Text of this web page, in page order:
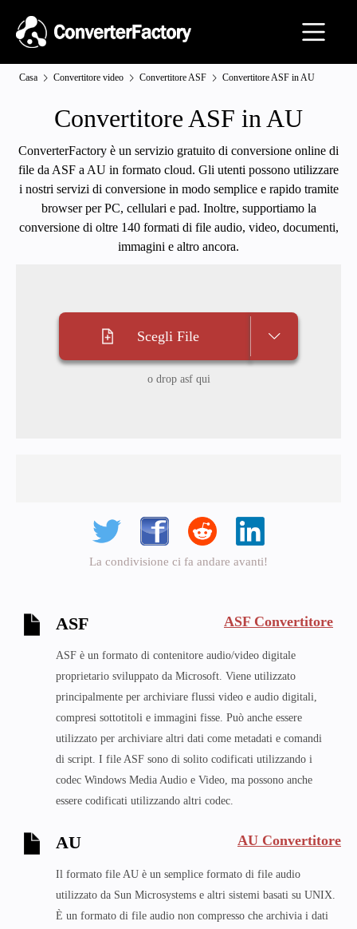
Casa Convertitore video Convertitore ASF Convertitore ASF in AU
Convertitore ASF in AU
ConverterFactory è un servizio gratuito di conversione online di
file da ASF a AU in formato cloud. Gli utenti possono utilizzare
i nostri servizi di conversione in modo semplice e rapido tramite
browser per PC, cellulari e pad. Inoltre, supportiamo la
conversione di oltre 140 formati di file audio, video, documenti,
immagini e altro ancora.
Scegli File
o drop asf qui
La condivisione ci fa andare avanti!
ASF ASF Convertitore
ASF è un formato di contenitore audio/video digitale
proprietario sviluppato da Microsoft. Viene utilizzato
principalmente per archiviare flussi video e audio digitali,
compresi sottotitoli e immagini fisse. Può anche essere
utilizzato per archiviare altri dati come metadati e comandi
di script. I file ASF sono di solito codificati utilizzando i
codec Windows Media Audio e Video, ma possono anche
essere codificati utilizzando altri codec.
AU AU Convertitore
Il formato file AU è un semplice formato di file audio
utilizzato da Sun Microsystems e altri sistemi basati su UNIX.
È un formato di file audio non compresso che archivia i dati